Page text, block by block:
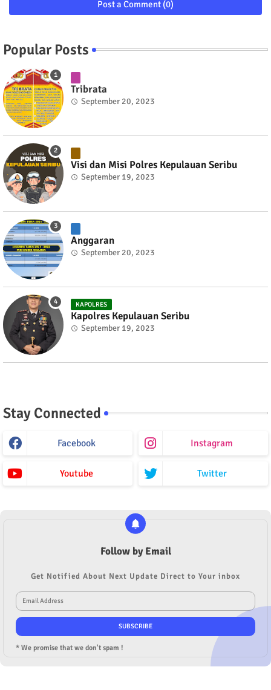
Post a Comment (0)
Popular Posts
Tribrata
September 20, 2023
Visi dan Misi Polres Kepulauan Seribu
September 19, 2023
Anggaran
September 20, 2023
KAPOLRES
Kapolres Kepulauan Seribu
September 19, 2023
Stay Connected
Facebook Instagram
Youtube Twitter
Follow by Email
Get Notified About Next Update Direct to Your inbox
* We promise that we don't spam !